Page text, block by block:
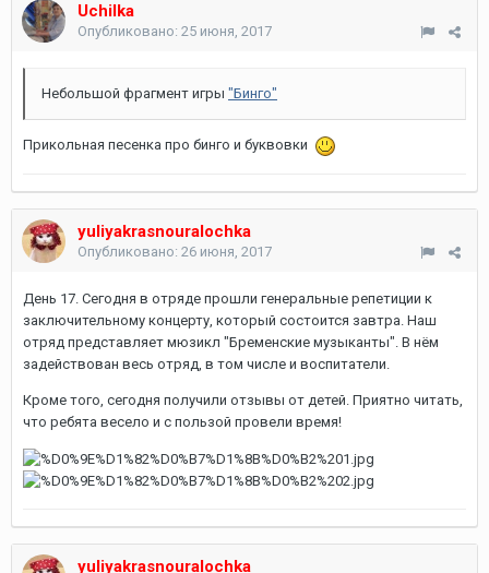
Uchilka
Опубликовано: 25 июня, 2017
Небольшой фрагмент игры "Бинго"
Прикольная песенка про бинго и буквовки
yuliyakrasnouralochka
Опубликовано: 26 июня, 2017
День 17. Сегодня в отряде прошли генеральные репетиции к
заключительному концерту, который состоится завтра. Наш
отряд представляет мюзикл "Бременские музыканты". В нём
задействован весь отряд, в том числе и воспитатели.
Кроме того, сегодня получили отзывы от детей. Приятно читать,
что ребята весело и с пользой провели время!
yuliyakrasnouralochka